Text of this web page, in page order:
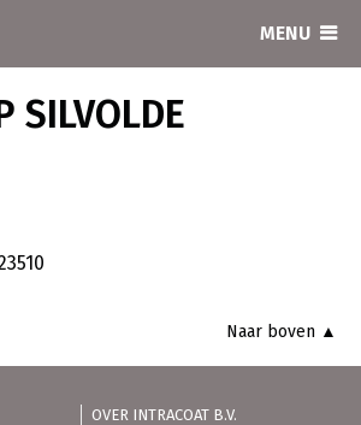
MENU
SILVOLDE
Naar boven ▲
OVER INTRACOAT B.V.